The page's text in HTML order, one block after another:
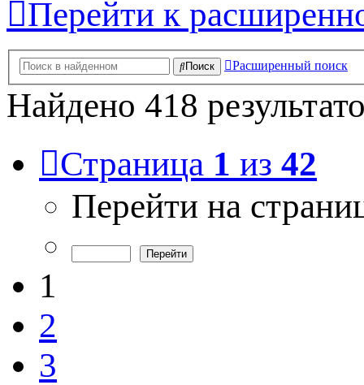
Перейти к
Поиск Расширенный поиск
Найдено 418
Страница 1 из 42
Перейти на
1
2
3